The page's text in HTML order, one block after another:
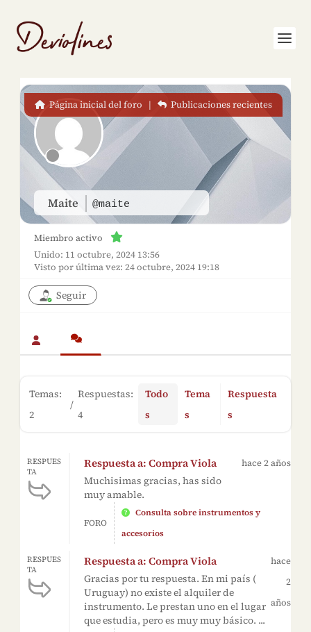
Maite @maite
Página inicial del foro | Publicaciones recientes
Miembro activo
Unido: 11 octubre, 2024 13:56
Visto por última vez: 24 octubre, 2024 19:18
Seguir
Temas:
2
/
Respuestas:
4
Todo
s
Tema
s
Respuesta
s
RESPUES
TA
Respuesta a: Compra Viola
Muchisimas gracias, has sido
muy amable.
hace 2 años
FORO
Consulta sobre instrumentos y
accesorios
RESPUES
TA
Respuesta a: Compra Viola
Gracias por tu respuesta. En mi país (
Uruguay) no existe el alquiler de
instrumento. Le prestan uno en el lugar
que estudia, pero es muy muy básico. ...
hace
2
años